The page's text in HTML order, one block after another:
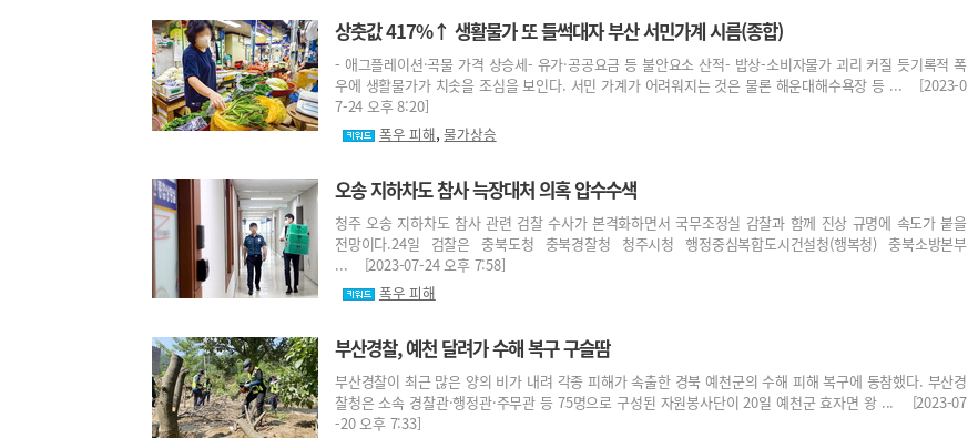
상춧값 417%↑ 생활물가 또 들썩대자 부산 서민가계 시름(종합)
- 애그플레이션·곡물 가격 상승세- 유가·공공요금 등 불안요소 산적- 밥상-소비자물가 괴리 커질 듯기록적 폭
우에 생활물가가 치솟을 조심을 보인다. 서민 가계가 어려워지는 것은 물론 해운대해수욕장 등 ... [2023-0
7-24 오후 8:20]
폭우 피해,물가상승
오송 지하차도 참사 늑장대처 의혹 압수수색
청주 오송 지하차도 참사 관련 검찰 수사가 본격화하면서 국무조정실 감찰과 함께 진상 규명에 속도가 붙을
전망이다.24일 검찰은 충북도청 충북경찰청 청주시청 행정중심복합도시건설청(행복청) 충북소방본부
... [2023-07-24 오후 7:58]
폭우 피해
부산경찰, 예천 달려가 수해 복구 구슬땀
부산경찰이 최근 많은 양의 비가 내려 각종 피해가 속출한 경북 예천군의 수해 피해 복구에 동참했다. 부산경
찰청은 소속 경찰관·행정관·주무관 등 75명으로 구성된 자원봉사단이 20일 예천군 효자면 왕 ... [2023-07
-20 오후 7:33]